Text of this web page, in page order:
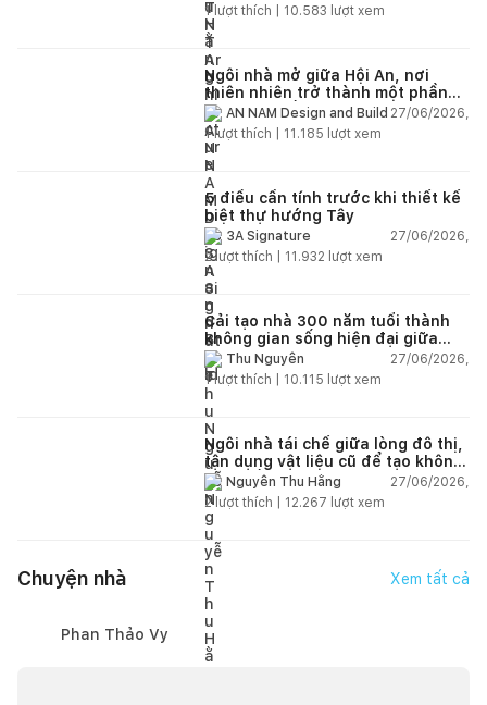
1lượt thích | 10.583 lượt xem
Ngôi nhà mở giữa Hội An, nơi
thiên nhiên trở thành một phần
của cuộc sống
AN NAM Design and Build 27/06/2026,
1lượt thích | 11.185 lượt xem
5 điều cần tính trước khi thiết kế
biệt thự hướng Tây
3A Signature
27/06/2026,
2lượt thích | 11.932 lượt xem
Cải tạo nhà 300 năm tuổi thành
không gian sống hiện đại giữa
thiên nhiên
Thu Nguyễn
27/06/2026,
1lượt thích | 10.115 lượt xem
Ngôi nhà tái chế giữa lòng đô thị,
tận dụng vật liệu cũ để tạo không
gian sống linh hoạt
Nguyễn Thu Hằng
27/06/2026,
2lượt thích | 12.267 lượt xem
Chuyện nhà Xem tất cả
Phan Thảo Vy